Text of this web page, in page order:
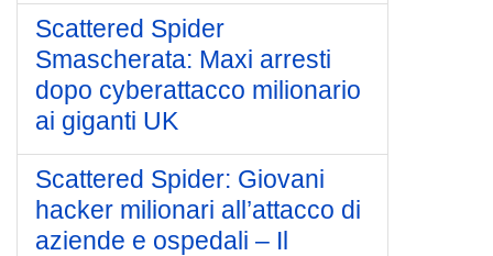
Scattered Spider
Smascherata: Maxi arresti
dopo cyberattacco milionario
ai giganti UK
Scattered Spider: Giovani
hacker milionari all’attacco di
aziende e ospedali – Il